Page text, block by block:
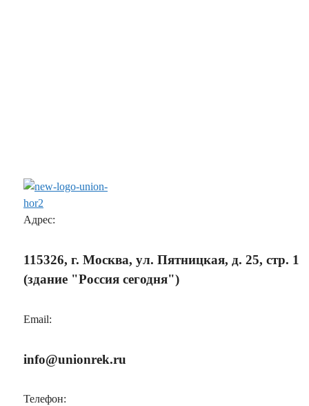
Адрес:
115326, г. Москва, ул. Пятницкая, д. 25, стр. 1
(здание "Россия сегодня")
Email:
info@unionrek.ru
Телефон: